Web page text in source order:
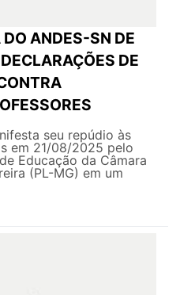
ANDES-SN DE
DE
seu repúdio às
em 21/08/2025 pelo
Educação da Câmara
(PL-MG) em um